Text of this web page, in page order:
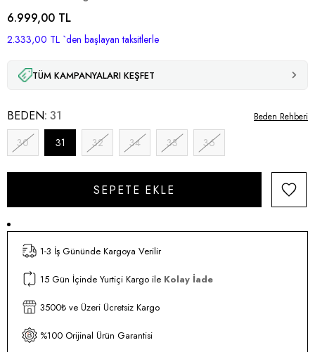
6.999,00 TL
2.333,00 TL `den başlayan taksitlerle
TÜM KAMPANYALARI KEŞFET
BEDEN 31
30 31 32 34 33 36
Beden Rehberi
1-3 İş Gününde Kargoya Verilir
15 Gün İçinde Yurtiçi Kargo ile Kolay İade
3500₺ ve Üzeri Ücretsiz Kargo
%100 Orijinal Ürün Garantisi